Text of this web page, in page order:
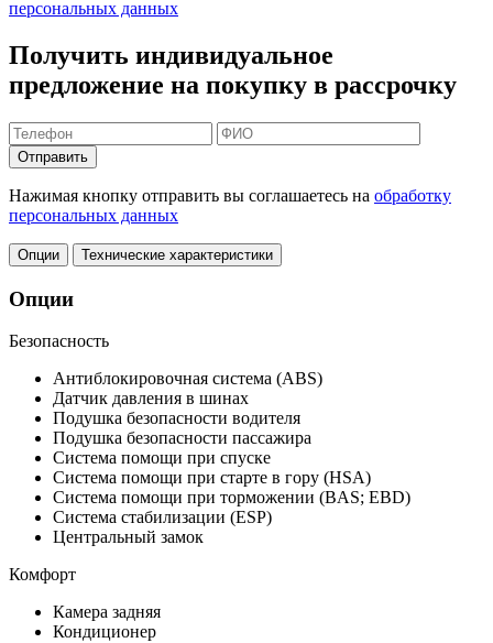
персональных данных
Получить индивидуальное
предложение на покупку в рассрочку
Отправить
Нажимая кнопку отправить вы соглашаетесь на обработку
персональных данных
Опции Технические характеристики
Опции
Безопасность
Антиблокировочная система (ABS)
Датчик давления в шинах
Подушка безопасности водителя
Подушка безопасности пассажира
Система помощи при спуске
Система помощи при старте в гору (HSA)
Система помощи при торможении (BAS; EBD)
Система стабилизации (ESP)
Центральный замок
Комфорт
Камера задняя
Кондиционер